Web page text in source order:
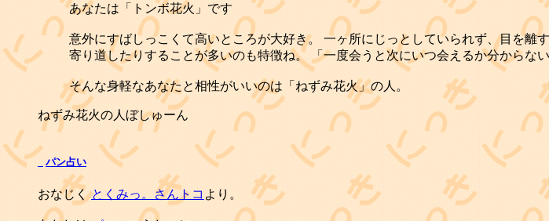
あなたは「トンボ花火」です
意外にすばしっこくて高いところが大好き。 一ヶ所にじっとしていられず、目を
寄り道したりすることが多いのも特徴ね。 「一度会うと次にいつ会えるか分からな
そんな身軽なあなたと相性がいいのは「ねずみ花火」の人。
ねずみ花火の人ぼしゅーん
パン占い
おなじくとくみっ。さんトコ より。